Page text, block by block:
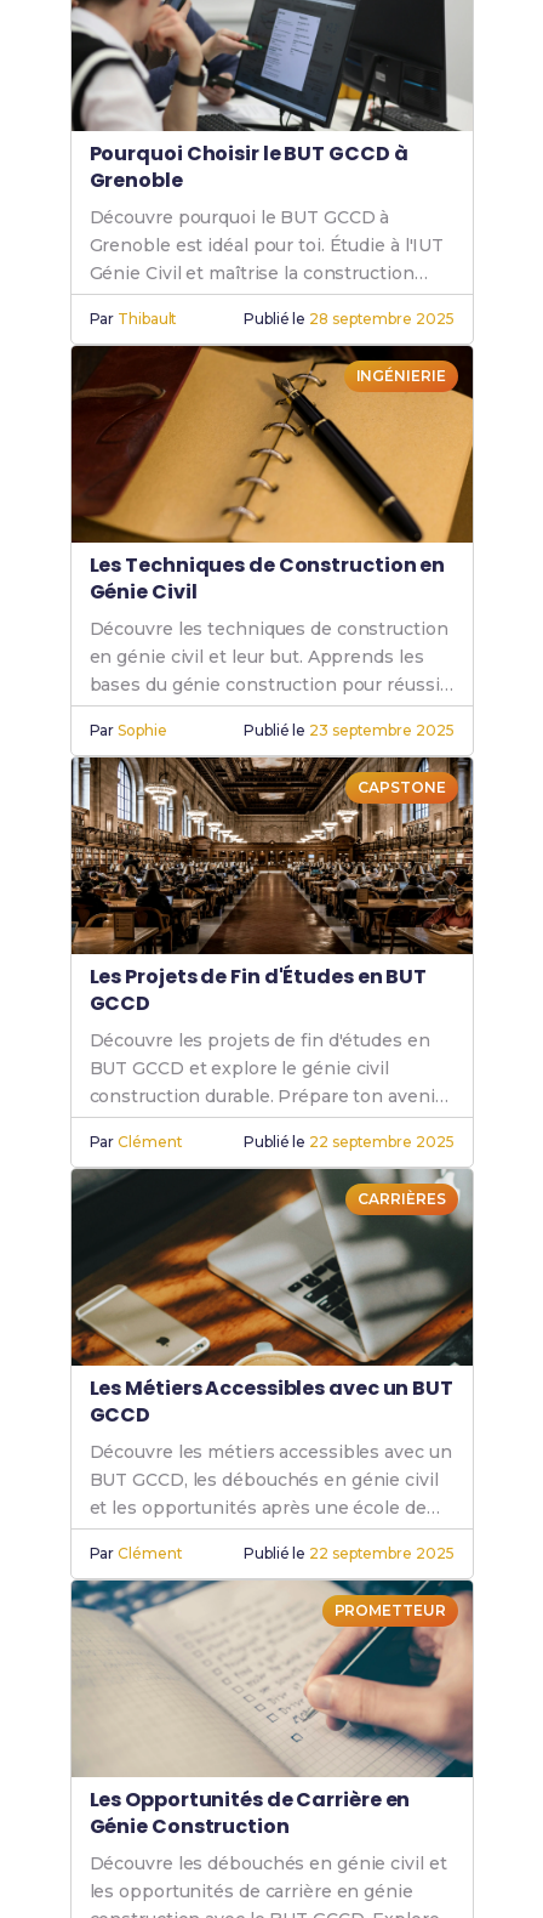
Pourquoi Choisir le BUT GCCD à
Grenoble
Découvre pourquoi le BUT GCCD à
Grenoble est idéal pour toi. Étudie à l'IUT
Génie Civil et maîtrise la construction
durable avec le BUT GCCD.
Par Thibault Publié le 28 septembre 2025
INGÉNIERIE
Les Techniques de Construction en
Génie Civil
Découvre les techniques de construction
en génie civil et leur but. Apprends les
bases du génie construction pour réussir
dans le domaine du GCCD.
ParSophie Publié le 23 septembre 2025
CAPSTONE
Les Projets de Fin d'Études en BUT
GCCD
Découvre les projets de fin d'études en
BUT GCCD et explore le génie civil
construction durable. Prépare ton avenir
avec des projets BUT GCCD innovants.
ParClément Publié le 22 septembre 2025
CARRIÈRES
Les Métiers Accessibles avec un BUT
GCCD
Découvre les métiers accessibles avec un
BUT GCCD, les débouchés en génie civil
et les opportunités après une école de
BUT GCCD.
ParClément Publié le 22 septembre 2025
PROMETTEUR
Les Opportunités de Carrière en
Génie Construction
Découvre les débouchés en génie civil et
les opportunités de carrière en génie